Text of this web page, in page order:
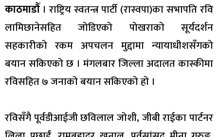
काठमाडौँ। राष्ट्रिय स्वतन्त्र पार्टी (रास्वपा)का सभापति रवि
लामिछानेसहित जोडिएको पोखराको सूर्यदर्शन
सहकारीको रकम अपचलन मुद्दामा न्यायाधीशसँगको
बयान सकिएको छ । मंगलबार जिल्ला अदालत कास्कीमा
रविसहित ७ जनाको बयान सकिएको हो ।
रविसँगै पूर्वडीआईजी छविलाल जोशी, जीबी राईका पार्टनर